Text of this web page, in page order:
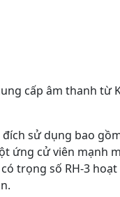
cấp âm thanh
sử dụng bao
ứng cử viên mạnh
trọng số RH-3